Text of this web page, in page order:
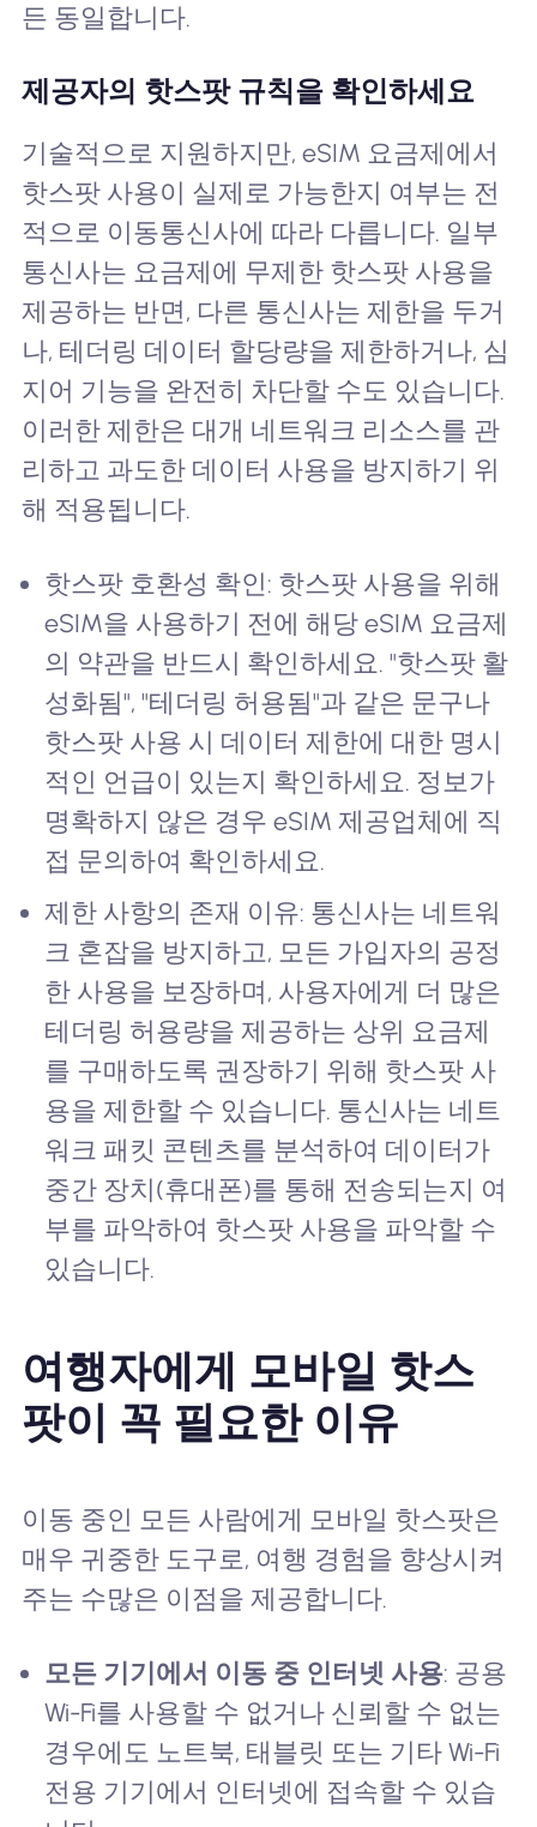
든 동일합니다.
제공자의 핫스팟 규칙을 확인하세요
기술적으로 지원하지만, eSIM 요금제에서
핫스팟 사용이 실제로 가능한지 여부는 전
적으로 이동통신사에 따라 다릅니다. 일부
통신사는 요금제에 무제한 핫스팟 사용을
제공하는 반면, 다른 통신사는 제한을 두거
나, 테더링 데이터 할당량을 제한하거나, 심
지어 기능을 완전히 차단할 수도 있습니다.
이러한 제한은 대개 네트워크 리소스를 관
리하고 과도한 데이터 사용을 방지하기 위
해 적용됩니다.
핫스팟 호환성 확인: 핫스팟 사용을 위해
eSIM을 사용하기 전에 해당 eSIM 요금제
의 약관을 반드시 확인하세요. "핫스팟 활
성화됨", "테더링 허용됨"과 같은 문구나
핫스팟 사용 시 데이터 제한에 대한 명시
적인 언급이 있는지 확인하세요. 정보가
명확하지 않은 경우 eSIM 제공업체에 직
접 문의하여 확인하세요.
제한 사항의 존재 이유: 통신사는 네트워
크 혼잡을 방지하고, 모든 가입자의 공정
한 사용을 보장하며, 사용자에게 더 많은
테더링 허용량을 제공하는 상위 요금제
를 구매하도록 권장하기 위해 핫스팟 사
용을 제한할 수 있습니다. 통신사는 네트
워크 패킷 콘텐츠를 분석하여 데이터가
중간 장치(휴대폰)를 통해 전송되는지 여
부를 파악하여 핫스팟 사용을 파악할 수
있습니다.
여행자에게 모바일 핫스
팟이 꼭 필요한 이유
이동 중인 모든 사람에게 모바일 핫스팟은
매우 귀중한 도구로, 여행 경험을 향상시켜
주는 수많은 이점을 제공합니다.
모든 기기에서 이동 중 인터넷 사용: 공용
Wi-Fi를 사용할 수 없거나 신뢰할 수 없는
경우에도 노트북, 태블릿 또는 기타 Wi-Fi
전용 기기에서 인터넷에 접속할 수 있습